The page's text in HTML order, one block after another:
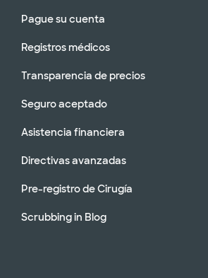
Pague su cuenta
Registros médicos
Transparencia de precios
Seguro aceptado
Asistencia financiera
Directivas avanzadas
Pre-registro de Cirugía
Scrubbing in Blog